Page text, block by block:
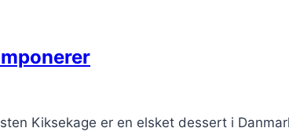
Kiksekage er en elsket dessert i